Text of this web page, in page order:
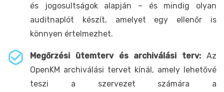
és jogosultságok alapján – és mindig olyan
auditnaplót készít, amelyet egy ellenőr is
könnyen értelmezhet.
Megőrzési ütemterv és archiválási terv: Az
OpenKM archiválási tervet kínál, amely lehetővé
teszi a szervezet számára a